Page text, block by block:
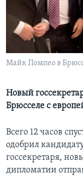
Learning English
СОЦИАЛЬНЫЕ СЕТИ
Языки
Майк Помпео в
Новый
Брюсселе с
Всего 12 часов
одобрил
госсекретаря,
дипломатии